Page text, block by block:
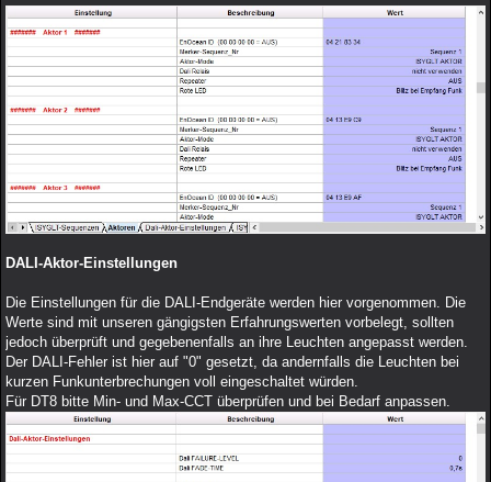
DALI-Aktor-Einstellungen
Die Einstellungen für die DALI-Endgeräte werden hier vorgenommen. Die
Werte sind mit unseren gängigsten Erfahrungswerten vorbelegt, sollten
jedoch überprüft und gegebenenfalls an ihre Leuchten angepasst werden.
Der DALI-Fehler ist hier auf "0" gesetzt, da andernfalls die Leuchten bei
kurzen Funkunterbrechungen voll eingeschaltet würden.
Für DT8 bitte Min- und Max-CCT überprüfen und bei Bedarf anpassen.